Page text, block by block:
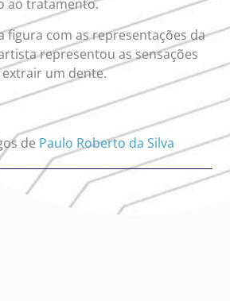
ao tratamento.
figura com as representações da
representou as sensações
extrair um dente.
de Paulo Roberto da Silva